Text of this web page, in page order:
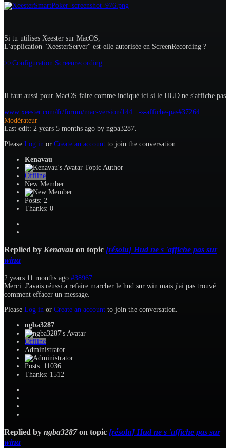
Si tu utilises Xeester sur MacOS,
L'application "XeesterServer" est-elle autorisée en ScreenRecording ?
>>Configuration Screenrecording
Il faut aussi pour MacOS faire comme indiqué ici si le HUD ne s'affiche pas
:
www.xeester.com/fr/forum/mac-version/144...-s-affiche-pas#37264
Modérateur
Last edit: 2 years 5 months ago by ngba3287.
Please Log in or Create an account to join the conversation.
Kenavau
Topic Author
Offline
New Member
Posts: 2
Thanks: 0
Replied by Kenavau on topic [résolu] Hud ne s 'affiche pas sur
wina
2 years 11 months ago #38967
Merci. J'avais réussi a refaire marcher le hud sur win mais j'ai pas trouvé
comment effacer un message.
Please Log in or Create an account to join the conversation.
ngba3287
Offline
Administrator
Posts: 11036
Thanks: 1512
Replied by ngba3287on topic [résolu] Hud ne s 'affiche pas sur
wina